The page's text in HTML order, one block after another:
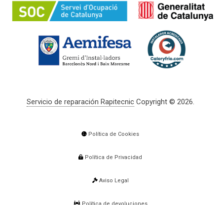
Servicio de reparación RapitecnicCopyright © 2026.
Política de Cookies
Política de Privacidad
Aviso Legal